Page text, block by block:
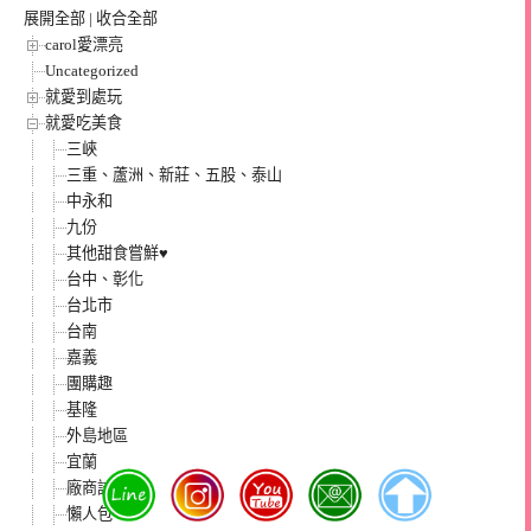
展開全部 | 收合全部
carol愛漂亮
Uncategorized
就愛到處玩
就愛吃美食
三峽
三重、蘆洲、新莊、五股、泰山
中永和
九份
其他甜食嘗鮮♥
台中、彰化
台北市
台南
嘉義
團購趣
基隆
外島地區
宜蘭
廠商試吃
懶人包